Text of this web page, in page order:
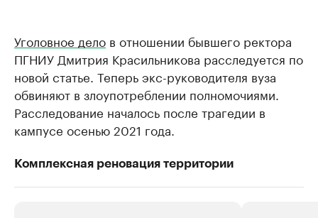
Уголовное дело в отношении бывшего ректора
ПГНИУ Дмитрия Красильникова расследуется по
новой статье. Теперь экс-руководителя вуза
обвиняют в злоупотреблении полномочиями.
Расследование началось после трагедии в
кампусе осенью 2021 года.
Комплексная реновация территории